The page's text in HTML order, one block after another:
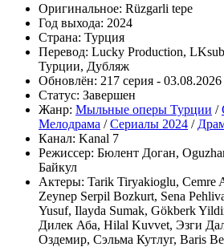
Оригинальное: Rüzgarli tepe
Год выхода: 2024
Страна: Турция
Перевод: Lucky Production,
Турции, Дубляж
Обновлён: 217 серия - 03.08.2026
Статус: Завершен
Жанр: Мыльные оперы Турции /
Мелодрама /Сериалы 2024 /
Канал: Kanal 7
Режиссер: Бюлент Доган,
Байкул
Актеры: Tarik Tiryakioglu, Cemre
Zeynep Serpil Bozkurt, Sena
Yusuf, Ilayda Sumak, Gökberk
Дилек Аба, Hilal Kuvvet, Эзги
Оздемир, Сэльма Кутлуг, Baris